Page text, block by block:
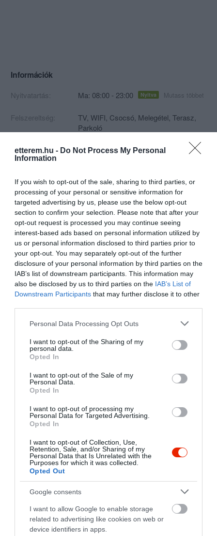
etterem.hu - Do Not Process My Personal
Information
If you wish to opt-out of the sale, sharing to third parties, or
processing of your personal or sensitive information for
targeted advertising by us, please use the below opt-out
section to confirm your selection. Please note that after your
opt-out request is processed you may continue seeing
interest-based ads based on personal information utilized by
us or personal information disclosed to third parties prior to
your opt-out. You may separately opt-out of the further
disclosure of your personal information by third parties on the
IAB’s list of downstream participants. This information may
also be disclosed by us to third parties on the IAB’s List of
Downstream Participants that may further disclose it to other
Please note that this website/app uses one or more Google
not limited to your visit or usage behaviour. You may click to
grant or deny consent to Google and its third-party tags to
use your data for below specified purposes in below Google
consent section.
Personal Data Processing Opt Outs
I want to opt-out of the Sharing of my
personal data.
Opted In
I want to opt-out of the Sale of my
Personal Data.
Opted In
I want to opt-out of processing my
Personal Data for Targeted Advertising.
Opted In
I want to opt-out of Collection, Use,
Retention, Sale, and/or Sharing of my
Personal Data that Is Unrelated with the
Purposes for which it was collected.
Opted Out
Google consents
I want to allow Google to enable storage
related to advertising like cookies on web or
device identifiers in apps.
Információk
Nyitvatartás: Ma: 08:00 - 23:00 Nyitva Mutass többet
Felszereltség:
TV, WIFI, Csocsó, Melegétel, Terasz,
Parkoló
Rólunk:
A Stettni Klub Hegyeshalomban a
magát az évek folyamán.
Rendszeresen rendeznek itt
horgászversenyeket, télen a korcsolya
szerelmesei veszik birtokba a tavat. A
Stettni-tó partján Európai Uniós játszótér
is megtalálható. Nyaranta felpezsdül az
élet a tóparton, változatos programok
várják az érdeklődőket, az évek során
már több nagysikerű amatőr szabadtéri
színházi előadást bonyolítottak le. 2011-
ben itt került megrendezésre a Három
Határ Borfesztivál is.
Mutass többet
Kapcsolat
9222 Hegyeshalom, Pozsonyi út
+36 96 220 206
info@stettniklub.hu
http://www.stettniklub.hu/
Probléma jelentése